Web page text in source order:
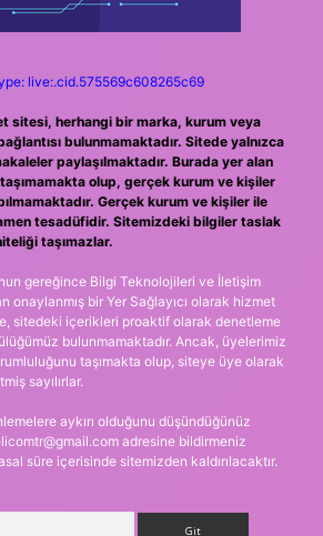
live:.cid.575569c608265c69
sitesi, herhangi bir marka, kurum veya
bulunmamaktadır. Sitede yalnızca
paylaşılmaktadır. Burada yer alan
olup, gerçek kurum ve kişiler
Gerçek kurum ve kişiler ile
tesadüfidir. Sitemizdeki bilgiler taslak
taşımazlar.
gereğince Bilgi Teknolojileri ve İletişim
onaylanmış bir Yer Sağlayıcı olarak hizmet
sitedeki içerikleri proaktif olarak denetleme
bulunmamaktadır. Ancak, üyelerimiz
taşımakta olup, siteye üye olarak
sayılırlar.
aykırı olduğunu düşündüğünüz
adresine bildirmeniz
süre içerisinde sitemizden kaldırılacaktır.